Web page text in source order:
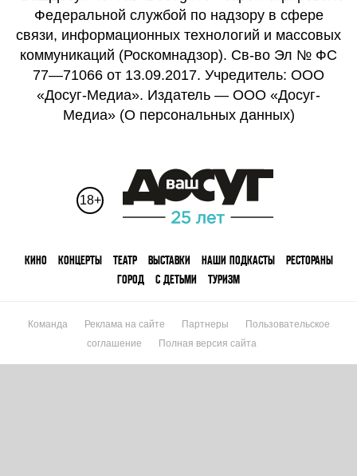
Федеральной службой по надзору в сфере
связи, информационных технологий и массовых
коммуникаций (Роскомнадзор). Св-во Эл № ФС
77—71066 от 13.09.2017. Учредитель: ООО
«Досуг-Медиа». Издатель — ООО «Досуг-
Медиа» (О персональных данных)
18+
КИНО КОНЦЕРТЫ ТЕАТР ВЫСТАВКИ НАШИ ПОДКАСТЫ
РЕСТОРАНЫ
ГОРОД
С ДЕТЬМИ ТУРИЗМ
Команда Реклама на сайте Партнеры
Пользовательское
соглашение
Полная версия сайта